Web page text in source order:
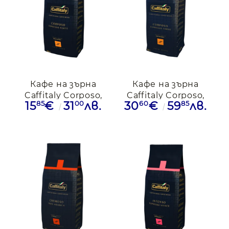
Кафе на зърна
Caffitaly Corposo,
0.500кг.
1585€ 31 00лв.
Кафе на зърна
Caffitaly Corposo,
1кг.
3060€ 5985лв.